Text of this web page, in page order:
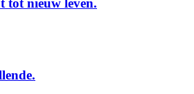
tot nieuw leven.